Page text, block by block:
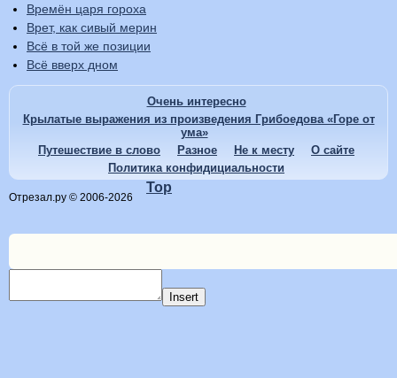
Времён царя гороха
Врет, как сивый мерин
Всё в той же позиции
Всё вверх дном
Очень интересно
Крылатые выражения из произведения Грибоедова «Горе от
ума»
Путешествие в слово
Разное Не к месту
О сайте
Политика конфидициальности
Отрезал.ру © 2006-2026
Top
Insert